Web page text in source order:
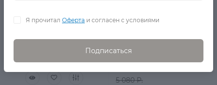
5 080 Р.
Я прочитал Оферта и согласен с условиями
Подписаться